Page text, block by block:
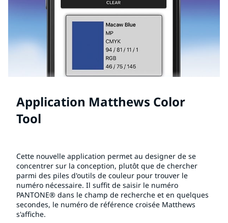
Application Matthews Color
Tool
Cette nouvelle application permet au designer de se
concentrer sur la conception, plutôt que de chercher
parmi des piles d'outils de couleur pour trouver le
numéro nécessaire. Il suffit de saisir le numéro
PANTONE® dans le champ de recherche et en quelques
secondes, le numéro de référence croisée Matthews
s'affiche.